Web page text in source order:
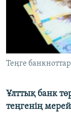
ЖАЗЫЛЫҢЫЗ
Басқа
Теңге
Ұлттық банк
теңгенің